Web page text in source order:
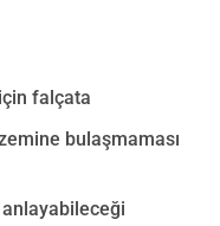
falçata
bulaşmaması